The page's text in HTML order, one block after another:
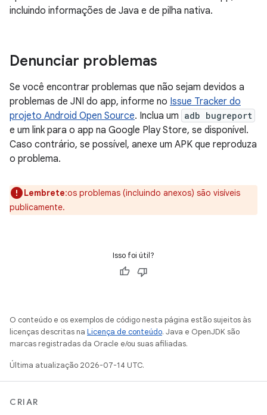
incluindo informações de Java e de pilha nativa.
Denunciar problemas
Se você encontrar problemas que não sejam devidos a
problemas de JNI do app, informe no Issue Tracker do
projeto Android Open Source. Inclua um adb bugreport
e um link para o app na Google Play Store, se disponível.
Caso contrário, se possível, anexe um APK que reproduza
o problema.
Lembrete:os problemas (incluindo anexos) são visíveis
publicamente.
Isso foi útil?
O conteúdo e os exemplos de código nesta página estão sujeitos às
licenças descritas na Licença de conteúdo. Java e OpenJDK são
marcas registradas da Oracle e/ou suas afiliadas.
Última atualização 2026-07-14 UTC.
CRIAR